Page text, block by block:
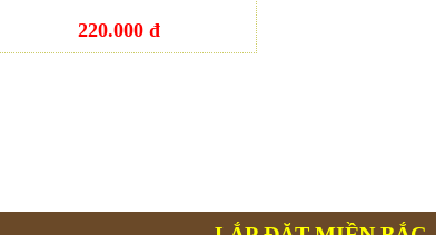
220.000 đ